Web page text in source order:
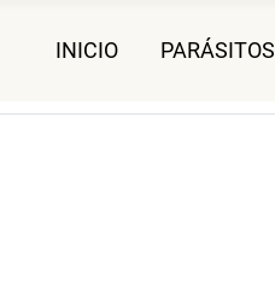
INICIO PARÁSITOS